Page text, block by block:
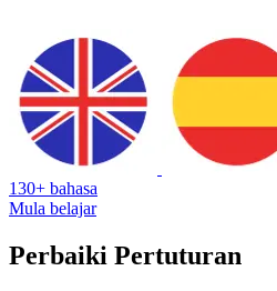
130+ bahasa
Mula belajar
Perbaiki Pertuturan